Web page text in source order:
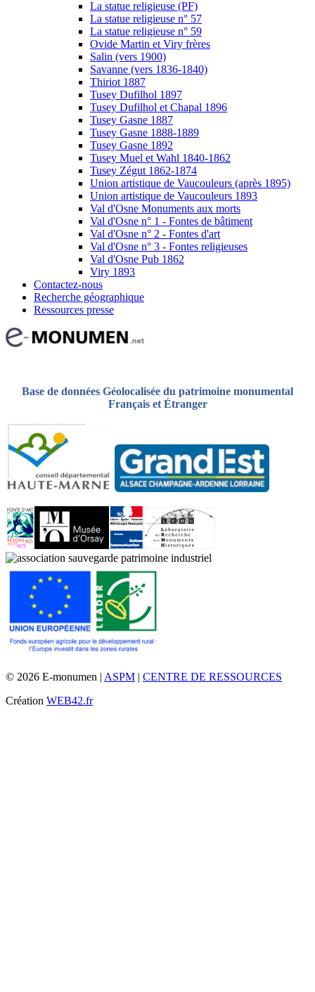
La statue religieuse (PF)
La statue religieuse n° 57
La statue religieuse n° 59
Ovide Martin et Viry frères
Salin (vers 1900)
Savanne (vers 1836-1840)
Thiriot 1887
Tusey Dufilhol 1897
Tusey Dufilhol et Chapal 1896
Tusey Gasne 1887
Tusey Gasne 1888-1889
Tusey Gasne 1892
Tusey Muel et Wahl 1840-1862
Tusey Zégut 1862-1874
Union artistique de Vaucouleurs (après 1895)
Union artistique de Vaucouleurs 1893
Val d'Osne Monuments aux morts
Val d'Osne n° 1 - Fontes de bâtiment
Val d'Osne n° 2 - Fontes d'art
Val d'Osne n° 3 - Fontes religieuses
Val d'Osne Pub 1862
Viry 1893
Contactez-nous
Recherche géographique
Ressources presse
Base de données Géolocalisée du patrimoine monumental
Français et Étranger
© 2026 E-monumen | ASPM | CENTRE DE RESSOURCES
Création WEB42.fr